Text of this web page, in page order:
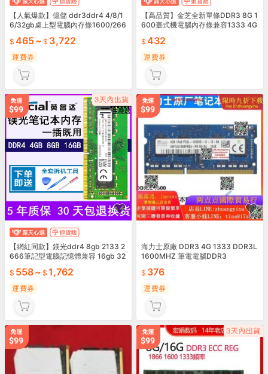
【人氣爆款】億儲 ddr3ddr4 4/8/1
6/32gb桌上型電腦內存條1600/266
465~ 3,722
運費券
【高品質】金芝全新單條DDR3 8G 1
600臺式機電腦內存條兼容1333 4G
432
運費券
【網紅同款】鎂光ddr4 8gb 2133 2
666筆記型電腦記憶體兼容 16gb 32
558~ 1,762
運費券
海力士原廠 DDR3 4G 1333 DDR3L
1600MHZ 筆電電腦DDR3
376
運費券